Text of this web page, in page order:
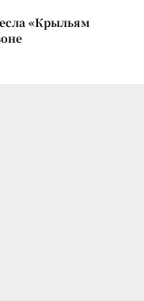
«Крыльям